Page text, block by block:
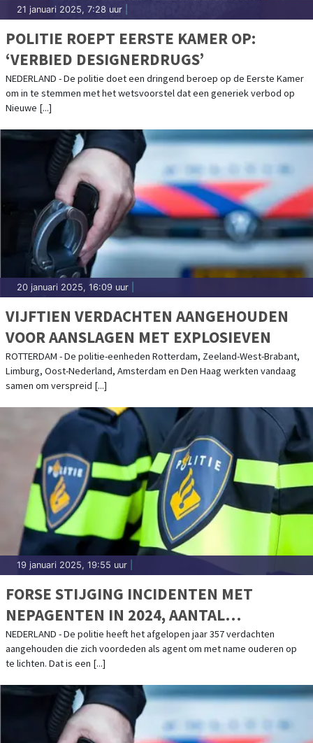
21 januari 2025, 7:28 uur
POLITIE ROEPT EERSTE KAMER OP:
‘VERBIED DESIGNERDRUGS’
NEDERLAND - De politie doet een dringend beroep op de Eerste Kamer
om in te stemmen met het wetsvoorstel dat een generiek verbod op
Nieuwe [...]
20 januari 2025, 16:09 uur
VIJFTIEN VERDACHTEN AANGEHOUDEN
VOOR AANSLAGEN MET EXPLOSIEVEN
ROTTERDAM - De politie-eenheden Rotterdam, Zeeland-West-Brabant,
Limburg, Oost-Nederland, Amsterdam en Den Haag werkten vandaag
samen om verspreid [...]
19 januari 2025, 19:55 uur
FORSE STIJGING INCIDENTEN MET
NEPAGENTEN IN 2024, AANTAL
AANHOUDINGEN VERDUBBELD
NEDERLAND - De politie heeft het afgelopen jaar 357 verdachten
aangehouden die zich voordeden als agent om met name ouderen op
te lichten. Dat is een [...]